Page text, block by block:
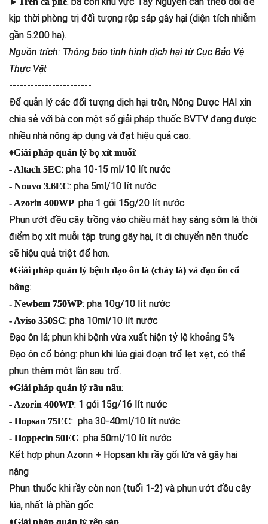
kịp thời phòng trị đối tượng rệp sáp gây hại (diện tích nhiễm
gần 5.200 ha).
Nguồn trích: Thông báo tình hình dịch hại từ Cục Bảo Vệ
Thực Vật
-----------------------
Để quản lý các đối tượng dịch hại trên, Nông Dược HAI xin
chia sẻ với bà con một số giải pháp thuốc BVTV đang được
nhiều nhà nông áp dụng và đạt hiệu quả cao:
♦Giải pháp quản lý bọ xít muỗi:
- Altach 5EC: pha 10-15 ml/10 lít nước
- Nouvo 3.6EC: pha 5ml/10 lít nước
- Azorin 400WP: pha 1 gói 15g/20 lít nước
Phun ướt đều cây trồng vào chiều mát hay sáng sớm là thời
điểm bọ xít muỗi tập trung gây hại, ít di chuyển nên thuốc
sẽ hiệu quả triệt để hơn.
♦Giải pháp quản lý bệnh đạo ôn lá (cháy lá) và đạo ôn cổ
bông:
- Newbem 750WP: pha 10g/10 lít nước
- Aviso 350SC: pha 10ml/10 lít nước
Đạo ôn lá; phun khi bệnh vừa xuất hiện tỷ lệ khoảng 5%
Đạo ôn cổ bông: phun khi lúa giai đoạn trổ lẹt xẹt, có thể
phun thêm một lần sau trổ.
♦Giải pháp quản lý rầu nâu:
- Azorin 400WP: 1 gói 15g/16 lít nước
- Hopsan 75EC: pha 30-40ml/10 lít nước
- Hoppecin 50EC: pha 50ml/10 lít nước
Kết hợp phun Azorin + Hopsan khi rầy gối lứa và gây hại
nặng
Phun thuốc khi rầy còn non (tuổi 1-2) và phun ướt đều cây
lúa, nhất là phần gốc.
Giải pháp quản lý rệp sáp